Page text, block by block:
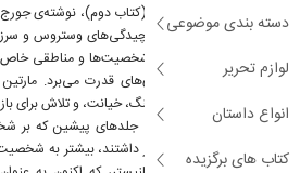
دسته بندی موضوعی
لوازم تحریر
انواع داستان
کتاب های برگزیده
رمان جشنی برای کلاغ ها (کتاب دوم)، نوشته‌ی
در ادامه‌ی درگیری‌ها و پیچیدگی‌های وستروس و
این اثر،در بخش اول بر شخصیت‌ها و مناطقی خاص
پیامدهای جنگ‌ها و بازی‌های قدرت می‌برد.
می‌کند که در آن ویرانی جنگ، خیانت، و تلاش برای
داستان این جلد، برخلاف جلدهای پیشین که بر
دنریس، و جان اسنو تمرکز داشتند، بیشتر به